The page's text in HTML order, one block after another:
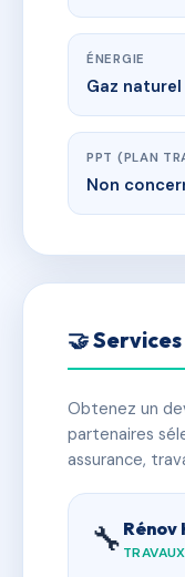
ÉNERGIE
Gaz naturel
PPT (PLAN
Non
🤝
Obtenez un
partenaires
assurance,
🔧